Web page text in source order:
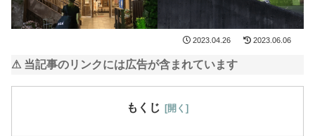
2023.04.26 2023.06.06
⚠ 当記事のリンクには広告が含まれています
もくじ